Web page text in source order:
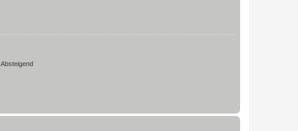
Absteigend